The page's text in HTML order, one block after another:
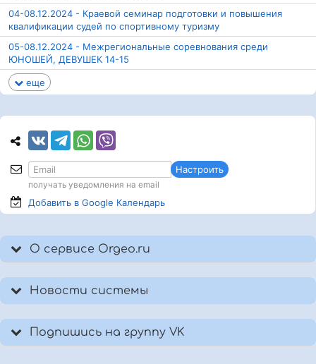
04-08.12.2024 - Краевой семинар подготовки и повышения
квалификации судей по спортивному туризму
05-08.12.2024 - Межрегиональные соревнования среди
ЮНОШЕЙ, ДЕВУШЕК 14-15
еще
Настроить
получать уведомления на email
Добавить в Google Календарь
О сервисе Orgeo.ru
Новости системы
Подпишись на группу VK